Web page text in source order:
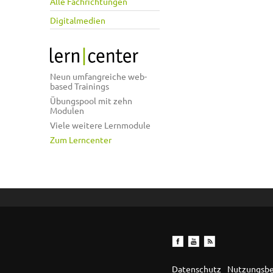
Digitalmedien
Neun umfangreiche web-
based Trainings
Übungspool mit zehn
Modulen
Viele weitere Lernmodule
Zum Lerncenter
Datenschutz